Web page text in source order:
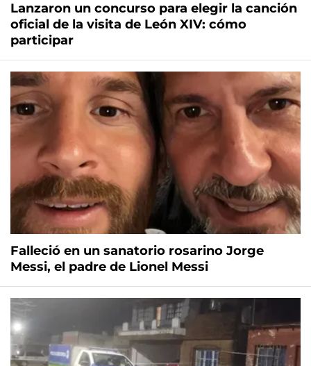
Lanzaron un concurso para elegir la canción
oficial de la visita de León XIV: cómo
participar
Falleció en un sanatorio rosarino Jorge
Messi, el padre de Lionel Messi